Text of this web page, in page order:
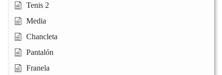
Tenis 2
Media
Chancleta
Pantalón
Franela